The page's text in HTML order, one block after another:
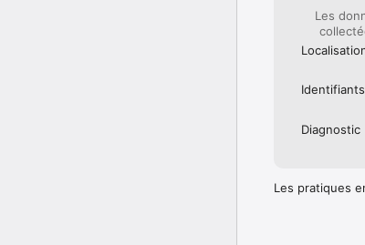
Les
Identifiants
Diagnostic
Les pratiques